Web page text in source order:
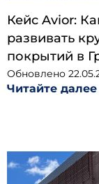
Кейс Avior:
развивать
покрытий в
Обновлено
Читайте далее